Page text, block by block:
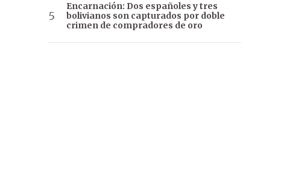
Encarnación: Dos españoles y tres
bolivianos son capturados por doble
crimen de compradores de oro